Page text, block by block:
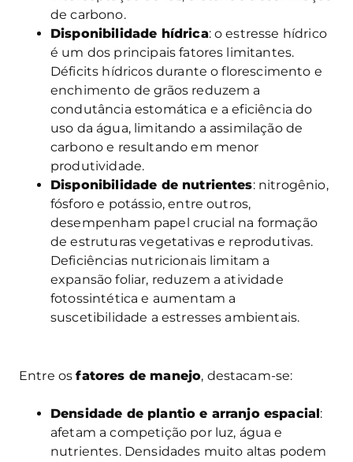
de carbono.
Disponibilidade hídrica: o estresse hídrico
é um dos principais fatores limitantes.
Déficits hídricos durante o florescimento e
enchimento de grãos reduzem a
condutância estomática e a eficiência do
uso da água, limitando a assimilação de
carbono e resultando em menor
produtividade.
Disponibilidade de nutrientes: nitrogênio,
fósforo e potássio, entre outros,
desempenham papel crucial na formação
de estruturas vegetativas e reprodutivas.
Deficiências nutricionais limitam a
expansão foliar, reduzem a atividade
fotossintética e aumentam a
suscetibilidade a estresses ambientais.
Entre osfatores de manejo, destacam-se:
Densidade de plantio e arranjo espacial:
afetam a competição por luz, água e
nutrientes. Densidades muito altas podem